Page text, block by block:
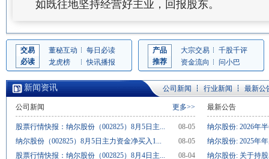
如既往地坚持经营好主业，回报股东。
交易
必读
董秘互动
每日必读
龙虎榜
快讯播报
产品
推荐
大宗交易
千股千评
资金流向
问小巴
新闻资讯 公司新闻 行业新闻 最新公
更多>>
公司新闻
08-05
股票行情快报：纳尔股份（002825）8月5日主...
08-05
纳尔股份（002825）8月5日主力资金净买入1...
08-04
股票行情快报：纳尔股份（002825）8月4日主...
最新公告
纳尔股份: 2026年
纳尔股份: 2025年
纳尔股份: 关于持